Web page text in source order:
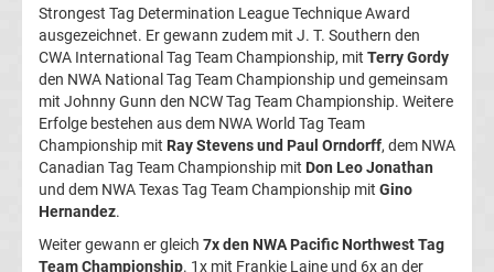
Ergebnisse
Conference
League
Erg.
Strongest Tag Determination League Technique Award
ausgezeichnet. Er gewann zudem mit J. T. Southern den
CWA International Tag Team Championship, mit Terry Gordy
den NWA National Tag Team Championship und gemeinsam
mit Johnny Gunn den NCW Tag Team Championship. Weitere
Erfolge bestehen aus dem NWA World Tag Team
Championship mit Ray Stevens und Paul Orndorff, dem NWA
Canadian Tag Team Championship mit Don Leo Jonathan
und dem NWA Texas Tag Team Championship mit Gino
Hernandez.
Weiter gewann er gleich 7x den NWA Pacific Northwest Tag
Team Championship. 1x mit Frankie Laine und 6x an der